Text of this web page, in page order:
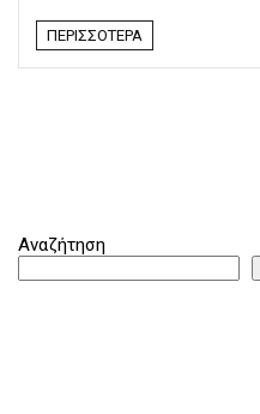
ΠΕΡΙΣΣΌΤΕΡΑ
Αναζήτηση